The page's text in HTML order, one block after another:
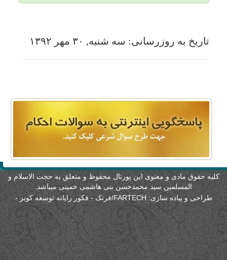
حقوق مادی و معنوی این پورتال محفوظ و متعلق به حجت الاسلام و
المسلمین سید محمدحسن بنی هاشمی خمینی میباشد.
طراحی و پیاده سازی:FARTECH/فرتک - فکور رایانه توسعه کویر -